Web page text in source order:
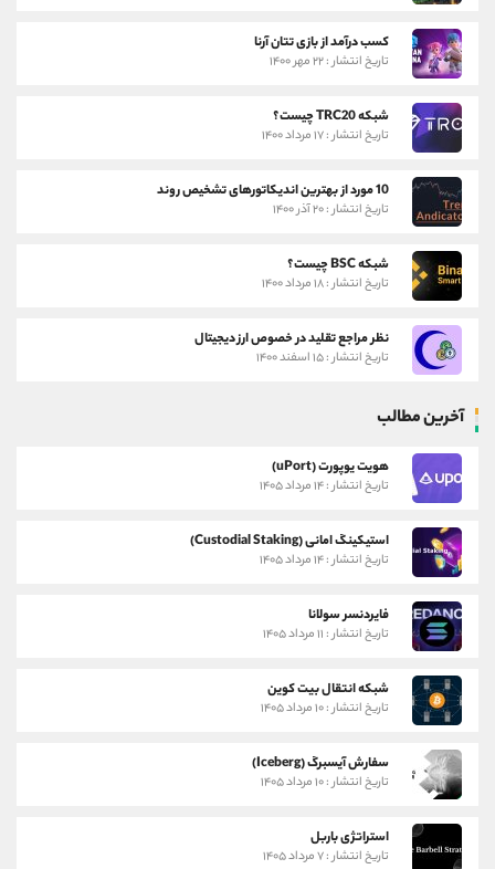
کسب درآمد از بازی تتان آرنا
تاریخ انتشار : ۲۲ مهر ۱۴۰۰
شبکه TRC20 چیست؟
تاریخ انتشار : ۱۷ مرداد ۱۴۰۰
10 مورد از بهترین اندیکاتورهای تشخیص روند
تاریخ انتشار : ۲۰ آذر ۱۴۰۰
شبکه BSC چیست؟
تاریخ انتشار : ۱۸ مرداد ۱۴۰۰
نظر مراجع تقلید در خصوص ارز دیجیتال
تاریخ انتشار : ۱۵ اسفند ۱۴۰۰
آخرین مطالب
هویت یوپورت (uPort)
تاریخ انتشار : ۱۴ مرداد ۱۴۰۵
استیکینگ امانی (Custodial Staking)
تاریخ انتشار : ۱۴ مرداد ۱۴۰۵
فایردنسر سولانا
تاریخ انتشار : ۱۱ مرداد ۱۴۰۵
شبکه انتقال بیت کوین
تاریخ انتشار : ۱۰ مرداد ۱۴۰۵
سفارش آیسبرگ (Iceberg)
تاریخ انتشار : ۱۰ مرداد ۱۴۰۵
استراتژی باربل
تاریخ انتشار : ۷ مرداد ۱۴۰۵